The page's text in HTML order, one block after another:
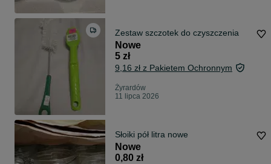
Zestaw szczotek do czyszczenia
Nowe
5 zł
9,16 zł z Pakietem Ochronnym
Żyrardów
11 lipca 2026
Słoiki pół litra nowe
Nowe
0,80 zł